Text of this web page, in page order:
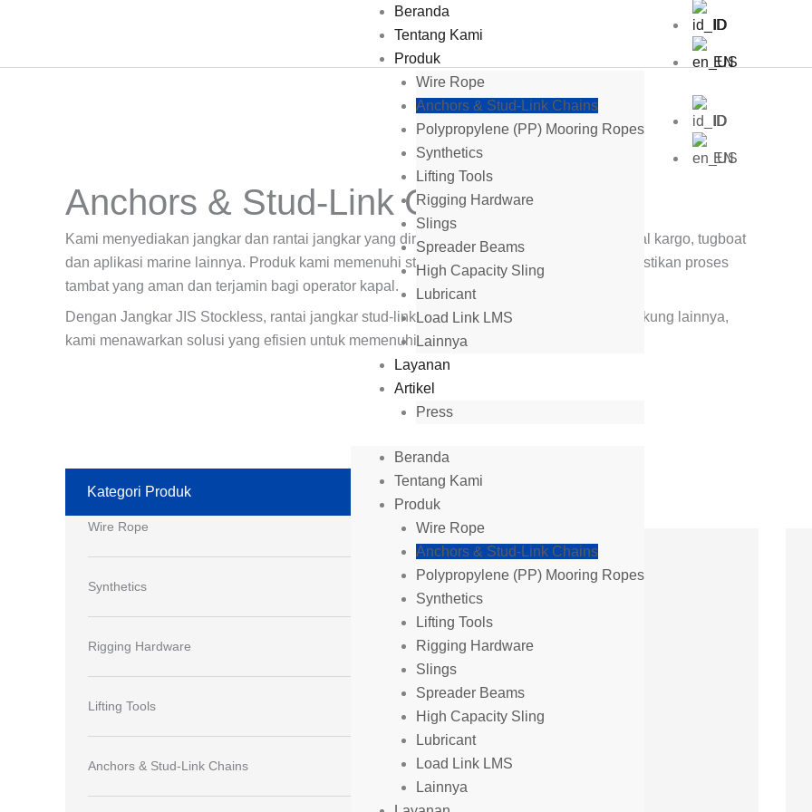
Beranda
Tentang Kami
Produk
Wire Rope
Anchors & Stud-Link Chains
Polypropylene (PP) Mooring Ropes
Synthetics
Lifting Tools
Rigging Hardware
Slings
Spreader Beams
High Capacity Sling
Lubricant
Load Link LMS
Lainnya
Layanan
Artikel
Press
Beranda
Tentang Kami
Produk
Wire Rope
Anchors & Stud-Link Chains
Polypropylene (PP) Mooring Ropes
Synthetics
Lifting Tools
Rigging Hardware
Slings
Spreader Beams
High Capacity Sling
Lubricant
Load Link LMS
Lainnya
ID
EN
ID
EN
Anchors & Stud-Link Chains
Kami menyediakan jangkar dan rantai jangkar yang dirancang untuk kapal komersial, kapal kargo, tugboat
dan aplikasi marine lainnya. Produk kami memenuhi standard marine internasional, memastikan proses
tambat yang aman dan terjamin bagi operator kapal.
Dengan Jangkar JIS Stockless, rantai jangkar stud-link bersertifikat, serta aksesoris pendukung lainnya,
kami menawarkan solusi yang efisien untuk memenuhi tuntutan kebutuhan operasional.
Kategori Produk
Wire Rope
Synthetics
Rigging Hardware
Lifting Tools
Anchors & Stud-Link Chains